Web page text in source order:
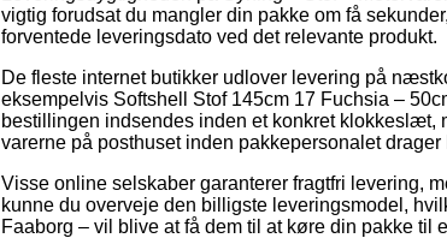
vigtig forudsat du mangler din pakke om få
forventede leveringsdato ved det relevante produkt.
De fleste internet butikker udlover levering på
eksempelvis Softshell Stof 145cm 17 Fuchsia –
bestillingen indsendes inden et konkret klokkeslæt,
varerne på posthuset inden pakkepersonalet drager
Visse online selskaber garanterer fragtfri levering,
kunne du overveje den billigste leveringsmodel,
Faaborg – vil blive at få dem til at køre din pakke til